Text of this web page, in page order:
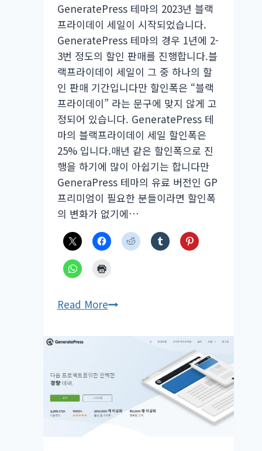
GeneratePress 테마의 2023년 블랙
프라이데이 세일이 시작되었습니다.
GeneratePress 테마의 경우 1년에 2-
3번 정도의 할인 판매를 진행합니다.블
랙프라이데이 세일이 그 중 하나의 할
인 판매 기간입니다만 할인폭은 “블랙
프라이데이” 라는 문구에 맞지 않게 고
정되어 있습니다. GeneratePress 테
마의 블랙프라이데이 세일 할인폭은
25% 입니다.매년 같은 할인폭으로 진
행을 하기에 많이 아쉽기는 합니다만
GeneraPress 테마의 유료 버전인 GP
프리미엄이 필요한 분들이라면 할인폭
의 변화가 없기에…
Read MoreGeneratePress
마
블
랙
프